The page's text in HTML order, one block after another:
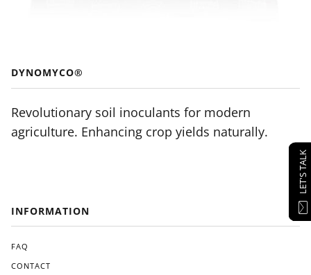
DYNOMYCO®
Revolutionary soil inoculants for modern
agriculture. Enhancing crop yields naturally.
INFORMATION
FAQ
CONTACT
LET'S TALK